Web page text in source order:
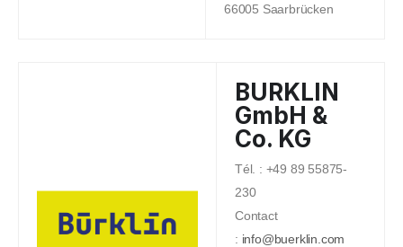
66005 Saarbrücken
BURKLIN
GmbH &
Co. KG
Tél. : +49 89 55875-
230
Contact
: info@buerklin.com